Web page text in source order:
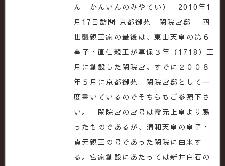
ん かんいんのみやてい） 2010年1
月17日訪問 京都御苑 閑院宮邸 四
世襲親王家の最後は、東山天皇の第６
皇子・直仁親王が享保３年（1718）正
月に創設した閑院宮。すでに２００８
年５月に京都御苑 閑院宮邸として一
度書いているのでそちらもご参照下さ
い。 閑院宮の宮号は霊元上皇より賜
ったものであるが、清和天皇の皇子・
貞元親王の号であった閑院に由来す
る。宮家創設にあたっては新井白石の